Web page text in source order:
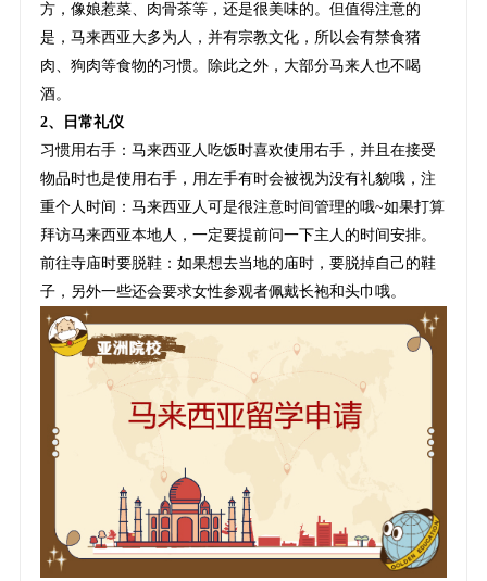
方，像娘惹菜、肉骨茶等，还是很美味的。但值得注意的
是，马来西亚大多为人，并有宗教文化，所以会有禁食猪
肉、狗肉等食物的习惯。除此之外，大部分马来人也不喝
酒。
2、日常礼仪
习惯用右手：马来西亚人吃饭时喜欢使用右手，并且在接受
物品时也是使用右手，用左手有时会被视为没有礼貌哦，注
重个人时间：马来西亚人可是很注意时间管理的哦~如果打算
拜访马来西亚本地人，一定要提前问一下主人的时间安排。
前往寺庙时要脱鞋：如果想去当地的庙时，要脱掉自己的鞋
子，另外一些还会要求女性参观者佩戴长袍和头巾哦。